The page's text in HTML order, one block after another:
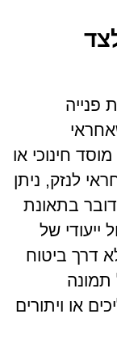
פנייה
חינוכי או
לנזק, ניתן
בתאונת
ייעודי של
דרך ביטוח
או ויתורים